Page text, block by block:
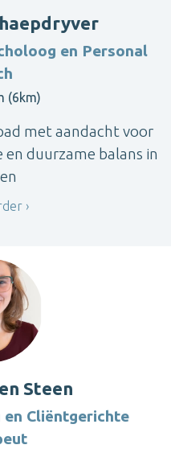
en Personal
(6km)
met aandacht voor
duurzame balans in
Steen
Cliëntgerichte